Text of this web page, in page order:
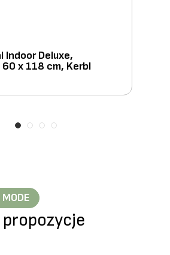
Indoor Deluxe,
x 118 cm, Kerbl